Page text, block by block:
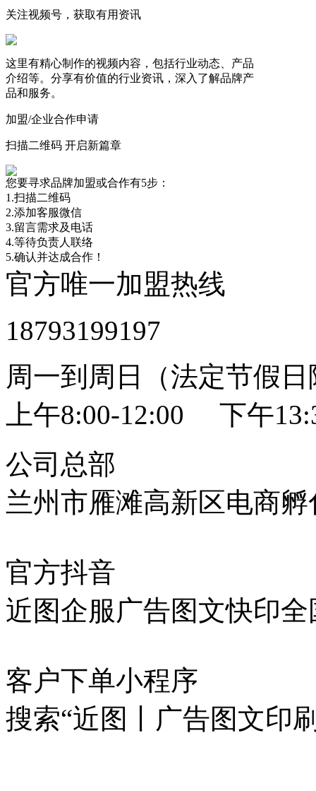
关注视频号，获取有用资讯
这里有精心制作的视频内容，包括行业动态、产品
介绍等。分享有价值的行业资讯，深入了解品牌产
品和服务。
加盟/企业合作申请
扫描二维码 开启新篇章
您要寻求品牌加盟或合作有5步：
1.扫描二维码
2.添加客服微信
3.留言需求及电话
4.等待负责人联络
5.确认并达成合作！
官方唯一加盟热线
18793199197
周一到周日（法定节假
上午8:00-12:00 下午
公司总部
兰州市雁滩高新区电商孵
官方抖音
近图企服广告图文快印全
客户下单小程序
搜索“近图丨广告图文印